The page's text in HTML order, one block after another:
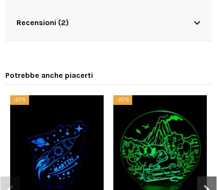
Recensioni (2)
Potrebbe anche piacerti
-20% -20%